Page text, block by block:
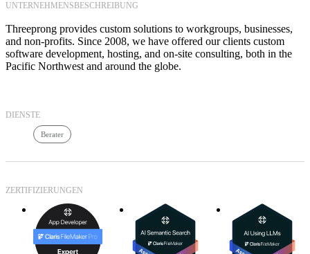
UNTERNEHMENSBESCHREIBUNG
Threeprong provides custom solutions to workgroups, businesses,
and non-profits. Since 2008, we have offered our clients custom
software development, hosting, and on-site consulting, both in the
Pacific Northwest and around the globe.
DIENSTE
Berater
ZERTIFIZIERUNGEN